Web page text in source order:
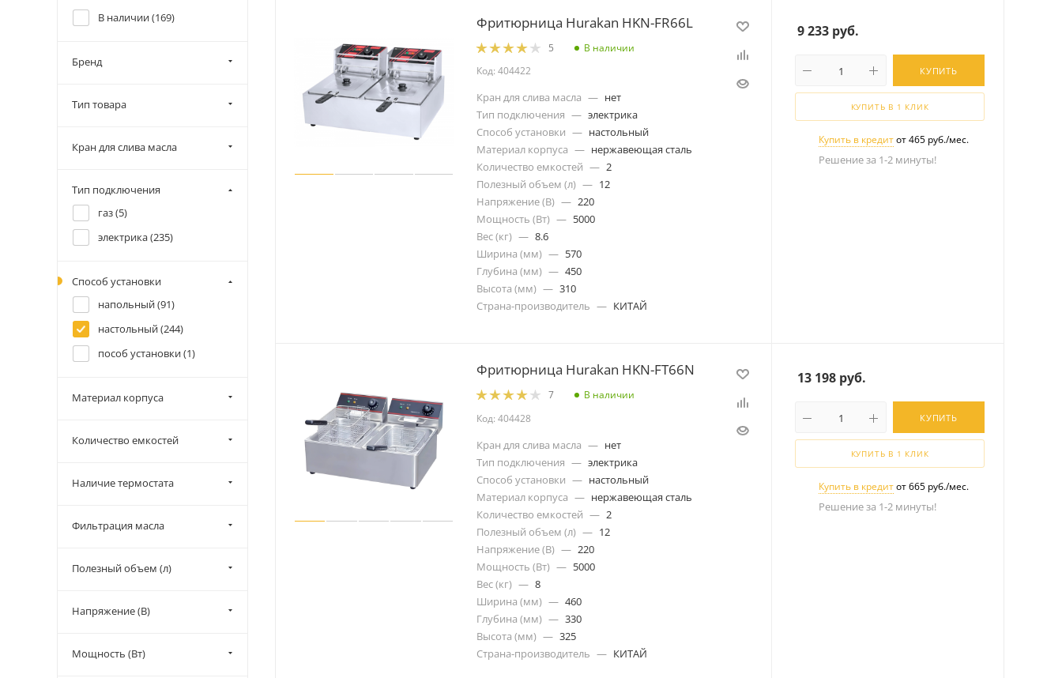
Фритюрница Hurakan HKN-FR66L
5
В наличии
Код: 404422
Кран для слива масла — нет
Тип подключения — электрика
Способ установки — настольный
Материал корпуса — нержавеющая сталь
Количество емкостей — 2
Полезный объем (л) — 12
Напряжение (В) — 220
Мощность (Вт) — 5000
Вес (кг) — 8.6
Ширина (мм) — 570
Глубина (мм) — 450
Высота (мм) — 310
Страна-производитель — КИТАЙ
9 233 руб.
КУПИТЬ
КУПИТЬ В 1 КЛИК
Купить в кредитот 465 руб./мес.
Решение за 1-2 минуты!
Фритюрница Hurakan HKN-FT66N
7
В наличии
Код: 404428
Кран для слива масла — нет
Тип подключения — электрика
Способ установки — настольный
Материал корпуса — нержавеющая сталь
Количество емкостей — 2
Полезный объем (л) — 12
Напряжение (В) — 220
Мощность (Вт) — 5000
Вес (кг) — 8
Ширина (мм) — 460
Глубина (мм) — 330
Высота (мм) — 325
Страна-производитель — КИТАЙ
13 198 руб.
КУПИТЬ
КУПИТЬ В 1 КЛИК
Купить в кредитот 665 руб./мес.
Решение за 1-2 минуты!
В наличии (169)
Бренд
Тип товара
Кран для слива масла
Тип подключения
газ (5)
электрика (235)
Способ установки
напольный (91)
настольный (244)
пособ установки (1)
Материал корпуса
Количество емкостей
Наличие термостата
Фильтрация масла
Полезный объем (л)
Напряжение (В)
Мощность (Вт)